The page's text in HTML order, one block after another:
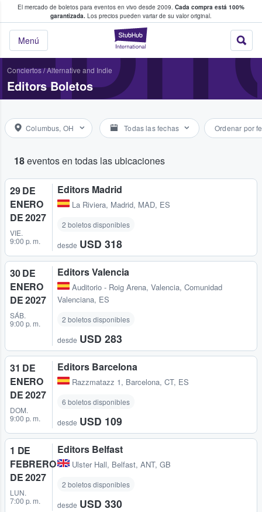
El mercado de boletos para eventos en vivo desde 2009. Cada compra está 100%
garantizada. Los precios pueden variar de su valor original.
StubHub: donde
Menú
fans compran y venden boletos
Conciertos/Alternative and Indie
Editors Boletos
Columbus, OH Todas las fechas Ordenar por
18eventos en todas las ubicaciones
29 DE
ENERO
DE 2027
VIE.
9:00 p. m.
Editors Madrid
La Riviera, Madrid, MAD, ES
2 boletos disponibles
desde USD 318
30 DE
ENERO
DE 2027
SÁB.
9:00 p. m.
Editors Valencia
Auditorio - Roig Arena, Valencia, Comunidad
Valenciana, ES
2 boletos disponibles
desde USD 283
31 DE
ENERO
DE 2027
DOM.
9:00 p. m.
Editors Barcelona
Razzmatazz 1, Barcelona, CT, ES
6 boletos disponibles
desde USD 109
1 DE
FEBRERO
DE 2027
LUN.
7:00 p. m.
Editors Belfast
Ulster Hall, Belfast, ANT, GB
2 boletos disponibles
desde USD 330